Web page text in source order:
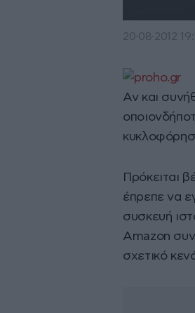
20·08·2012
Αν και
Πρόκειται
έπρεπε να
συσκευή
Amazon
σχετικό